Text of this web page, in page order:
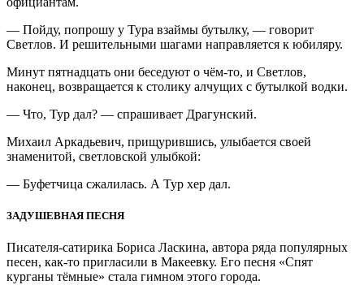
— Пойду, попрошу у Тура взаймы бутылку, — говорит
Светлов. И решительными шагами направляется к юбиляру.
Минут пятнадцать они беседуют о чём-то, и Светлов,
наконец, возвращается к столику алчущих с бутылкой водки.
— Что, Тур дал? — спрашивает Драгунский.
Михаил Аркадьевич, прищурившись, улыбается своей
знаменитой, светловской улыбкой:
— Буфетчица сжалилась. А Тур хер дал.
ЗАДУШЕВНАЯ ПЕСНЯ
Писателя-сатирика Бориса Ласкина, автора ряда популярных
песен, как-то пригласили в Макеевку. Его песня «Спят
курганы тёмные» стала гимном этого города.